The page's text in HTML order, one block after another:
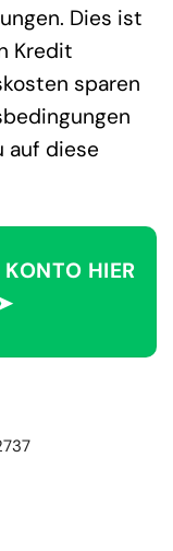
Dies ist
Kredit
sparen
auf diese
HIER